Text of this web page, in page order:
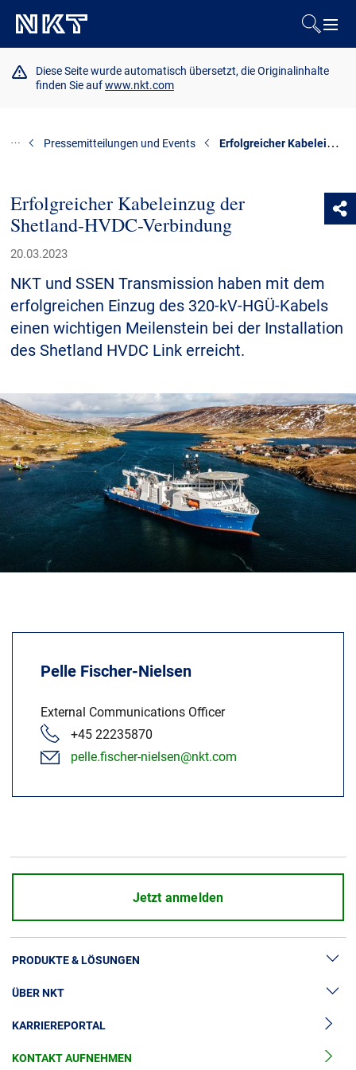
Produkte & Lösungen
Presse & Events
Über uns
Nachhaltigkeit
Kontakt
KarriereInvestorenMediacenter
NKT Webseiten
Diese Seite wurde automatisch übersetzt, die Originalinhalte
finden Sie aufwww.nkt.com
Erfolgreicher Kabeleinzug der
Shetland-HVDC-Verbindung
20.03.2023
NKT und SSEN Transmission haben mit dem
erfolgreichen Einzug des 320-kV-HGÜ-Kabels
einen wichtigen Meilenstein bei der Installation
des Shetland HVDC Link erreicht.
Pressemitteilungen und Events Erfolgreicher Kabeleinzug der Shetland-HVDC-Verbindung
Pelle Fischer-Nielsen
External Communications Officer
+45 22235870
pelle.fischer-nielsen@nkt.com
Jetzt anmelden
PRODUKTE & LÖSUNGEN
Hochspannung
Kabelgarnituren
Mittelspannungskabel
ÜBER NKT
News & Presse
Unsere Geschichte
KARRIEREPORTAL
KONTAKT AUFNEHMEN